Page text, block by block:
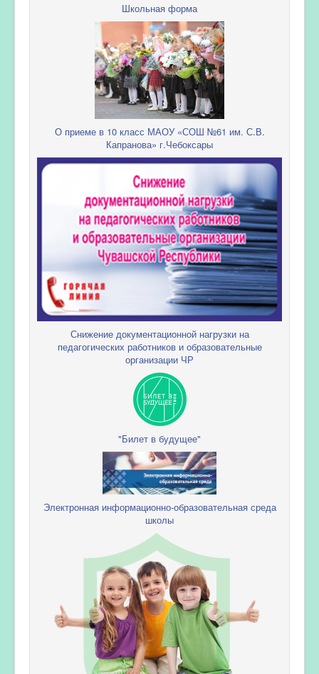
Школьная форма
О приеме в 10 класс МАОУ «СОШ №61 им. С.В.
Капранова» г.Чебоксары
Снижение документационной нагрузки на
педагогических работников и образовательные
организации ЧР
"Билет в будущее"
Электронная информационно-образовательная среда
школы